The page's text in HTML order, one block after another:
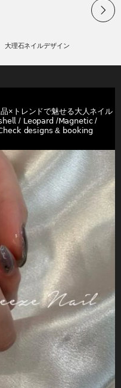
大理石ネイルデザイン
×トレンドで魅せる大人ネイル
/ 𝖫𝖾𝗈𝗉𝖺𝗋𝖽 /𝖬𝖺𝗀𝗇𝖾𝗍𝗂𝖼 /
𝖽𝖾𝗌𝗂𝗀𝗇𝗌 & 𝖻𝗈𝗈𝗄𝗂𝗇𝗀